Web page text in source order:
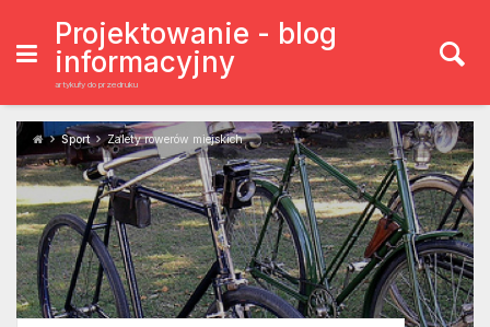
content
Projektowanie - blog
informacyjny
artykuły do przedruku
Sport Zalety rowerów miejskich